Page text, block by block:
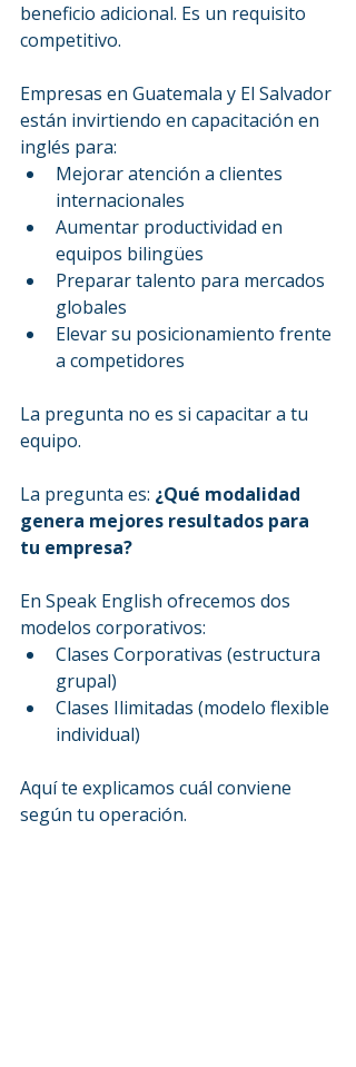
beneficio adicional. Es un requisito
competitivo.
Empresas en Guatemala y El Salvador
están invirtiendo en capacitación en
inglés para:
Mejorar atención a clientes
internacionales
Aumentar productividad en
equipos bilingües
Preparar talento para mercados
globales
Elevar su posicionamiento frente
a competidores
La pregunta no es si capacitar a tu
equipo.
La pregunta es: ¿Qué modalidad
genera mejores resultados para
tu empresa?
En Speak English ofrecemos dos
modelos corporativos:
Clases Corporativas (estructura
grupal)
Clases Ilimitadas (modelo flexible
individual)
Aquí te explicamos cuál conviene
según tu operación.